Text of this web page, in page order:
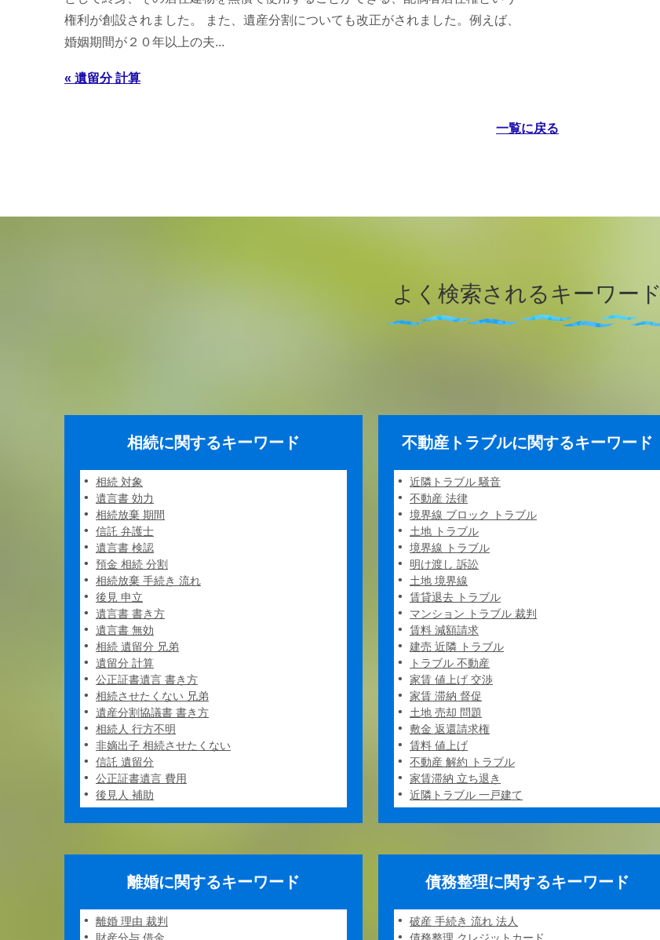
権利が創設されました。 また、遺産分割についても改正がされました。例えば、
婚姻期間が２０年以上の夫...
« 遺留分 計算
一覧に戻る
よく検索されるキーワード
相続に関するキーワード
相続 対象
遺言書 効力
相続放棄 期間
信託 弁護士
遺言書 検認
預金 相続 分割
相続放棄 手続き 流れ
後見 申立
遺言書 書き方
遺言書 無効
相続 遺留分 兄弟
遺留分 計算
公正証書遺言 書き方
相続させたくない 兄弟
遺産分割協議書 書き方
相続人 行方不明
非嫡出子 相続させたくない
信託 遺留分
公正証書遺言 費用
後見人 補助
不動産トラブルに関するキーワード
近隣トラブル 騒音
不動産 法律
境界線 ブロック トラブル
土地 トラブル
境界線 トラブル
明け渡し 訴訟
土地 境界線
賃貸退去 トラブル
マンション トラブル 裁判
賃料 減額請求
建売 近隣 トラブル
トラブル 不動産
家賃 値上げ 交渉
家賃 滞納 督促
土地 売却 問題
敷金 返還請求権
賃料 値上げ
不動産 解約 トラブル
家賃滞納 立ち退き
近隣トラブル 一戸建て
離婚に関するキーワード
離婚 理由 裁判
債務整理に関するキーワード
破産 手続き 流れ 法人